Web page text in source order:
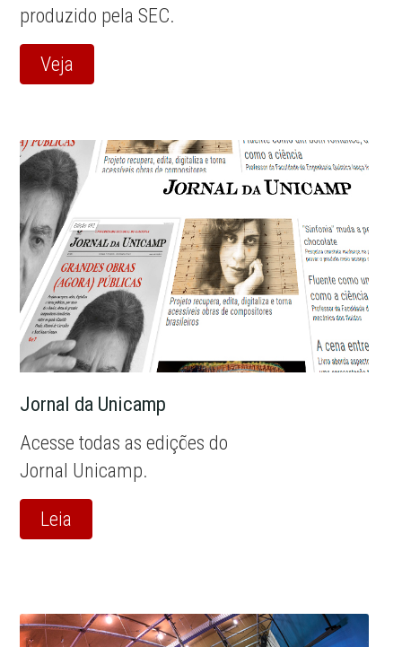
produzido pela SEC.
Veja
Jornal da Unicamp
Acesse todas as edições do
Jornal Unicamp.
Leia